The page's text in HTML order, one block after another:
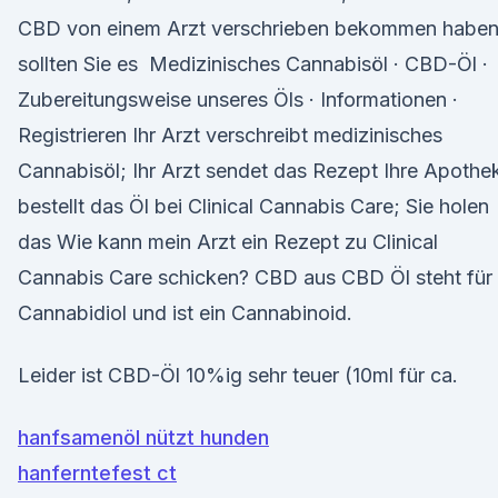
CBD von einem Arzt verschrieben bekommen
sollten Sie es Medizinisches Cannabisöl · CBD-Öl ·
Zubereitungsweise unseres Öls · Informationen ·
Registrieren Ihr Arzt verschreibt medizinisches
Cannabisöl; Ihr Arzt sendet das Rezept Ihre
bestellt das Öl bei Clinical Cannabis Care; Sie holen
das Wie kann mein Arzt ein Rezept zu Clinical
Cannabis Care schicken? CBD aus CBD Öl steht für
Cannabidiol und ist ein Cannabinoid.
Leider ist CBD-Öl 10%ig sehr teuer (10ml für ca.
hanfsamenöl nützt hunden
hanferntefest ct